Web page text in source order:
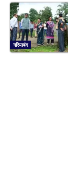
गरियाबंद